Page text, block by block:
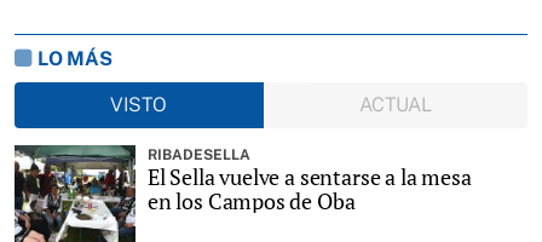
LO MÁS
VISTO
ACTUAL
RIBADESELLA
El Sella vuelve a sentarse a la mesa
en los Campos de Oba